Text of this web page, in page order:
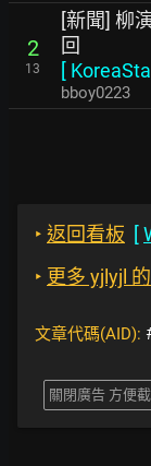
2
13
[新聞] 柳
回
[
bboy0223
‣ 返回看板 [
‣ 更多 yjlyjl
文章代碼(AID):
關閉廣告 方便